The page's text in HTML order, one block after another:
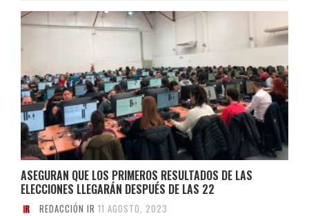
ASEGURAN QUE LOS PRIMEROS RESULTADOS DE LAS
ELECCIONES LLEGARÁN DESPUÉS DE LAS 22
REDACCIÓN IR 11 AGOSTO, 2023